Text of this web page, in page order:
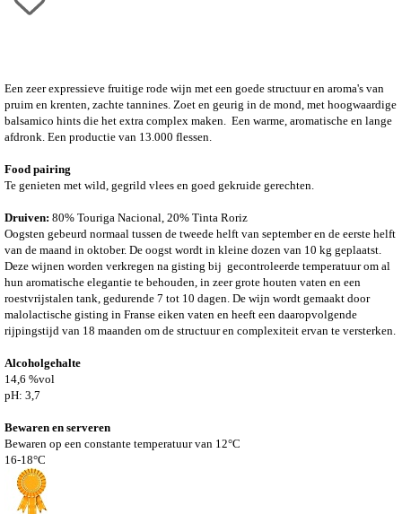
Een zeer expressieve fruitige rode wijn met een goede structuur en aroma's van
pruim en krenten, zachte tannines. Zoet en geurig in de mond, met hoogwaardige
balsamico hints die het extra complex maken. Een warme, aromatische en lange
afdronk. Een productie van 13.000 flessen.
Food pairing
Te genieten met wild, gegrild vlees en goed gekruide gerechten.
Druiven: 80% Touriga Nacional, 20% Tinta Roriz
Oogsten gebeurd normaal tussen de tweede helft van september en de eerste helft
van de maand in oktober. De oogst wordt in kleine dozen van 10 kg geplaatst.
Deze wijnen worden verkregen na gisting bij gecontroleerde temperatuur om al
hun aromatische elegantie te behouden, in zeer grote houten vaten en een
roestvrijstalen tank, gedurende 7 tot 10 dagen. De wijn wordt gemaakt door
malolactische gisting in Franse eiken vaten en heeft een daaropvolgende
rijpingstijd van 18 maanden om de structuur en complexiteit ervan te versterken.
Alcoholgehalte
14,6 %vol
pH: 3,7
Bewaren en serveren
Bewaren op een constante temperatuur van 12°C
16-18°C